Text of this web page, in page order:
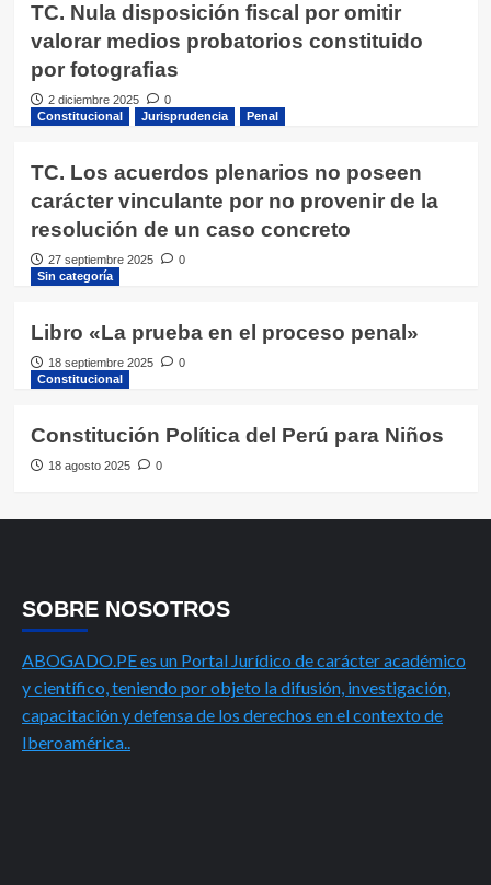
TC. Nula disposición fiscal por omitir
valorar medios probatorios constituido
por fotografias
2 diciembre 2025
0
Constitucional
Jurisprudencia Penal
TC. Los acuerdos plenarios no poseen
carácter vinculante por no provenir de la
resolución de un caso concreto
27 septiembre 2025
0
Sin categoría
Libro «La prueba en el proceso penal»
18 septiembre 2025
0
Constitucional
Constitución Política del Perú para Niños
18 agosto 2025 0
SOBRE NOSOTROS
ABOGADO.PE es un Portal Jurídico de carácter académico
y científico, teniendo por objeto la difusión, investigación,
capacitación y defensa de los derechos en el contexto de
Iberoamérica..